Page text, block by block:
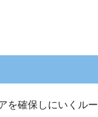
確保しにいくルー